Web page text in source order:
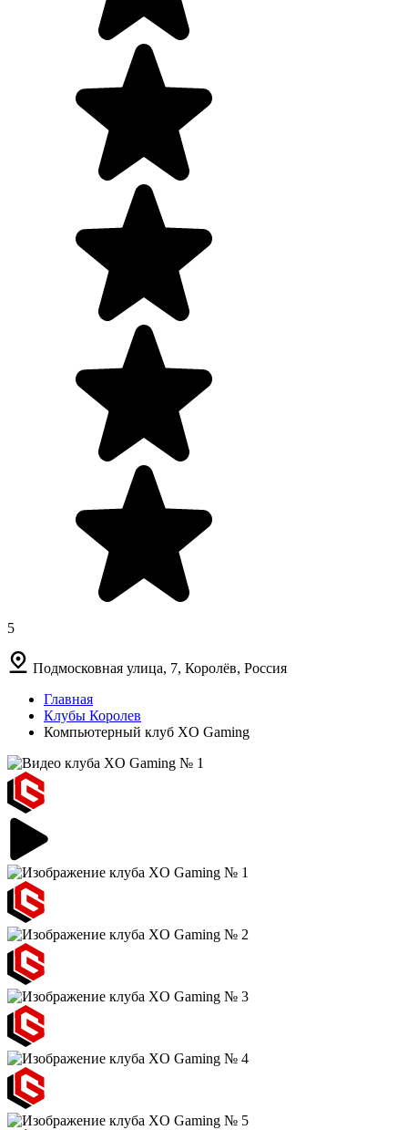
5
Подмосковная улица, 7, Королёв, Россия
Главная
Клубы Королев
Компьютерный клуб XO Gaming